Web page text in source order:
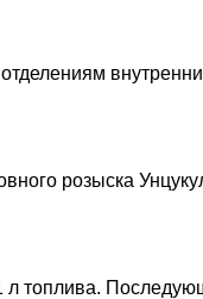
розыска
л топлива.